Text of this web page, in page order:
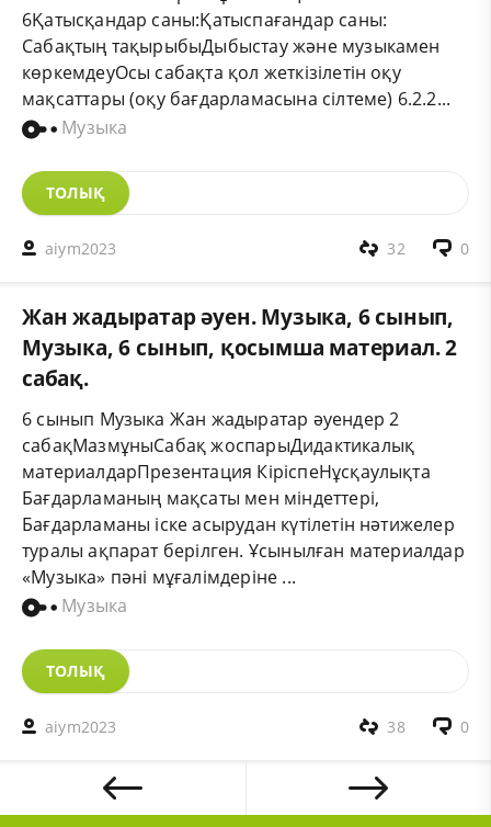
6Қатысқандар саны:Қатыспағандар саны:
Сабақтың тақырыбыДыбыстау және музыкамен
көркемдеуОсы сабақта қол жеткізілетін оқу
мақсаттары (оқу бағдарламасына сілтеме) 6.2.2...
Музыка
ТОЛЫҚ
aiym2023 0
32
Жан жадыратар әуен. Музыка, 6 сынып,
Музыка, 6 сынып, қосымша материал. 2
сабақ.
6 сынып Музыка Жан жадыратар әуендер 2
сабақМазмұныСабақ жоспарыДидактикалық
материалдарПрезентация КіріспеНұсқаулықта
Бағдарламаның мақсаты мен міндеттері,
Бағдарламаны іске асырудан күтілетін нәтижелер
туралы ақпарат берілген. Ұсынылған материалдар
«Музыка» пәні мұғалімдеріне ...
Музыка
ТОЛЫҚ
aiym2023 0
38